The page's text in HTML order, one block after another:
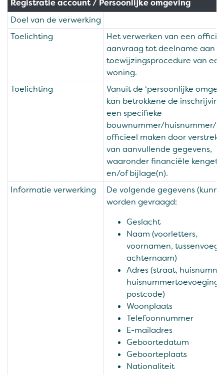
Registratie account / Persoonlijke omgeving
Doel van de verwerking
Toelichting
Het verwerken van een
aanvraag tot deelname aan
toewijzingsprocedure van een
woning.
Toelichting
Vanuit de ‘persoonlijke
kan betrokkene de
een specifieke
bouwnummer/huisnummer/
officieel maken door
van aanvullende gegevens,
waaronder financiële
en/of bijlage(n).
Informatie verwerking
De volgende gegevens
worden gevraagd:
Geslacht
Naam (voorletters,
voornamen,
achternaam)
Adres (straat,
huisnummertoevoeging,
postcode)
Woonplaats
Telefoonnummer
E-mailadres
Geboortedatum
Geboorteplaats
Nationaliteit